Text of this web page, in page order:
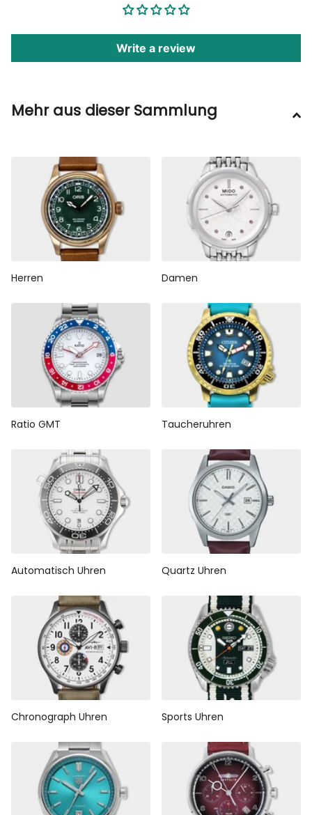
Write a review
Mehr aus dieser Sammlung
Herren Damen
Ratio GMT Taucheruhren
Automatisch Uhren Quartz Uhren
Chronograph Uhren Sports Uhren